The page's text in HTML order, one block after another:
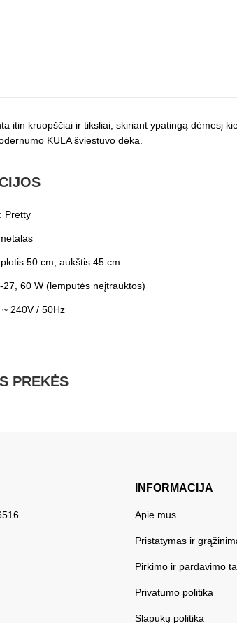
itin kruopščiai ir tiksliai, skiriant ypatingą dėmesį
KULA šviestuvo dėka.
Pretty
50 cm, aukštis 45 cm
27, 60 W (lemputės neįtrauktos)
240V / 50Hz
PREKĖS
INFORMACIJA
Apie mus
Pristatymas ir
Pirkimo ir pardavimo
Privatumo politika
Slapukų politika